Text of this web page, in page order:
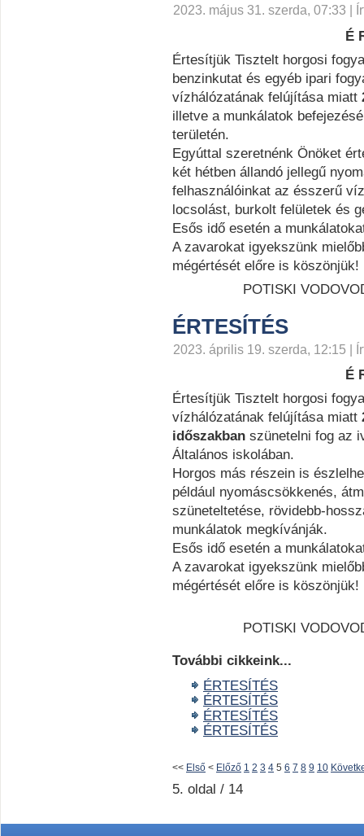
2023. május 31. szerda, 07:33 |
É
Értesítjük Tisztelt horgosi
benzinkutat és egyéb ipari
vízhálózatának felújítása miatt
illetve a munkálatok
területén.
Egyúttal szeretnénk Önöket
két hétben állandó jellegű
felhasználóinkat az ésszerű
locsolást, burkolt felületek és
Esős idő esetén a
A zavarokat igyekszünk
mégértését előre is köszönjük!
POTISKI
ÉRTESÍTÉS
2023. április 19. szerda, 12:15 |
É
Értesítjük Tisztelt horgosi
vízhálózatának felújítása miatt
időszakban szünetelni fog az
Általános iskolában.
Horgos más részein is
például nyomáscsökkenés,
szüneteltetése, rövidebb-
munkálatok megkívánják.
Esős idő esetén a
A zavarokat igyekszünk
mégértését előre is köszönjük!
POTISKI
További cikkeink...
ÉRTESÍTÉS
ÉRTESÍTÉS
ÉRTESÍTÉS
ÉRTESÍTÉS
<< Első < Előző 1 2 3 4 5 6 7 8 9 10
5. oldal / 14